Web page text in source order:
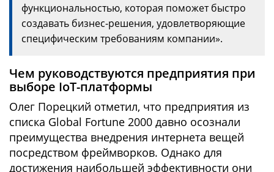
функциональностью, которая поможет быстро
создавать бизнес-решения, удовлетворяющие
специфическим требованиям компании».
Чем руководствуются предприятия при
выборе IoT-платформы
Олег Порецкий отметил, что предприятия из
списка Global Fortune 2000 давно осознали
преимущества внедрения интернета вещей
посредством фреймворков. Однако для
достижения наибольшей эффективности они